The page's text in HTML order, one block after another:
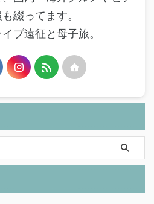
綴ってます。
ブ遠征と母子旅。